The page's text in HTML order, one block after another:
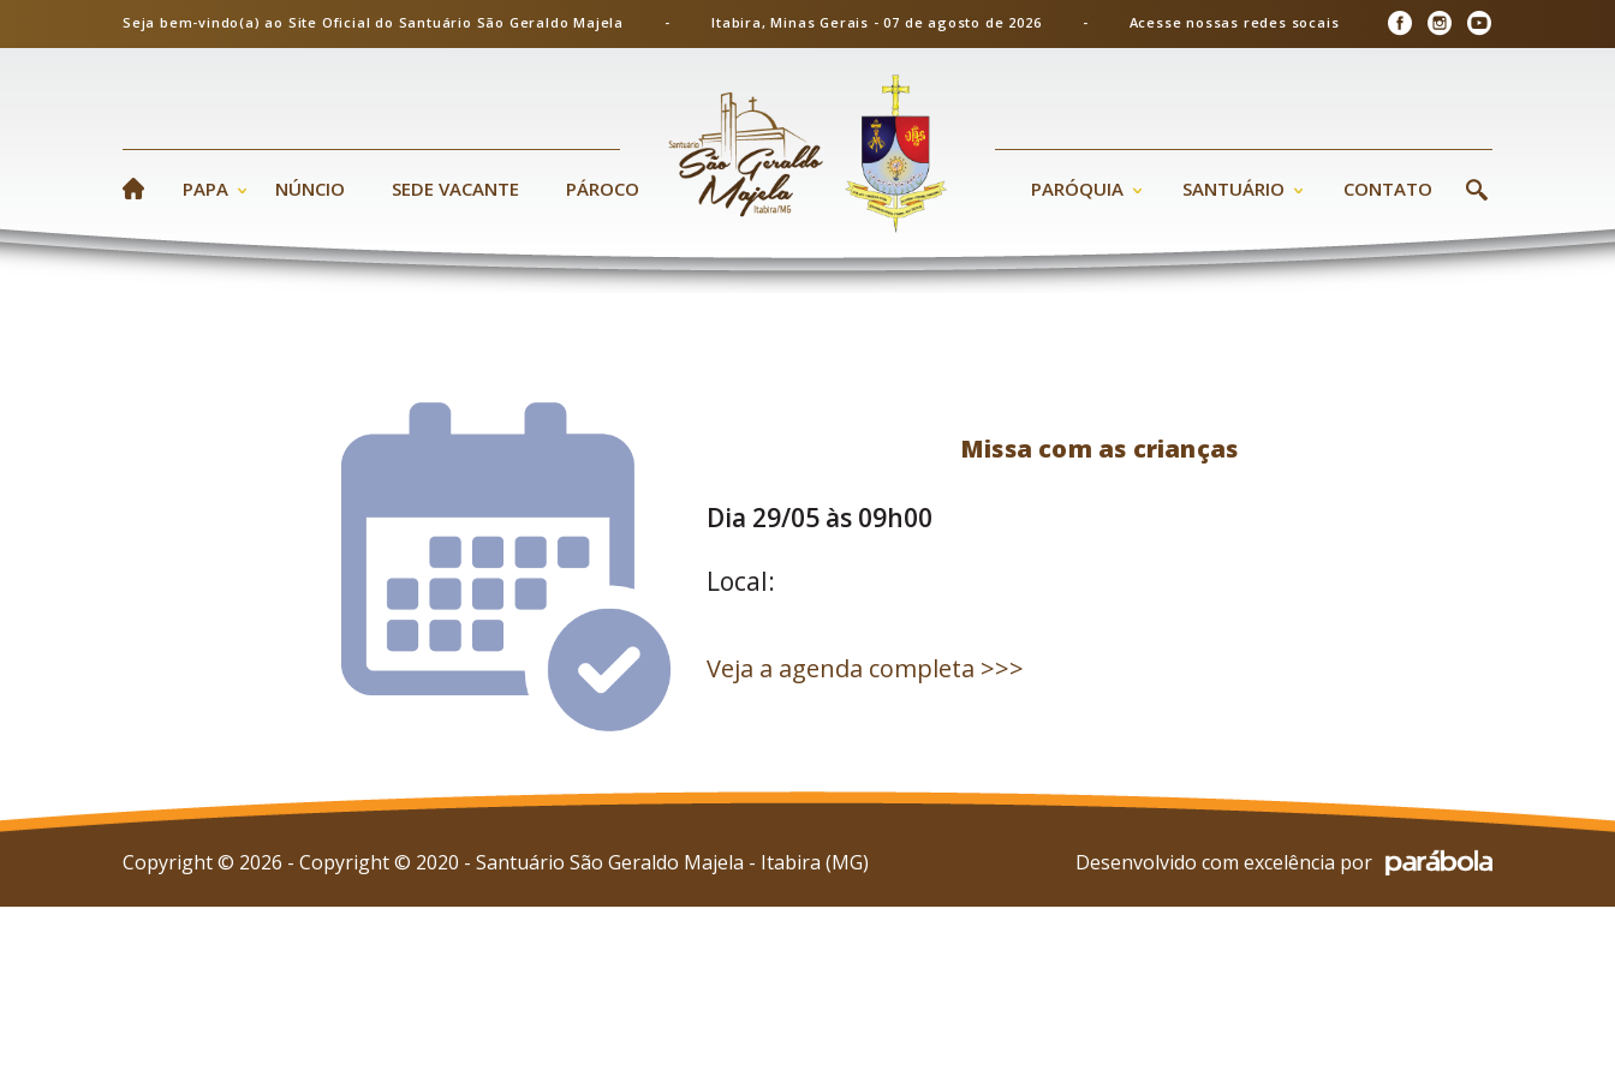
Seja bem-vindo(a) ao Site Oficial do Santuário São Geraldo Majela - Itabira, Minas Gerais - 07 de agosto de 2026 - Acesse nossas redes socais
PAPA NÚNCIO SEDE VACANTE PÁROCO PARÓQUIA SANTUÁRIO CONTATO
Missa com as crianças
Dia 29/05 às 09h00
Local:
Veja a agenda completa >>>
Copyright © 2026 - Copyright © 2020 - Santuário São Geraldo Majela - Itabira (MG) Desenvolvido com excelência por